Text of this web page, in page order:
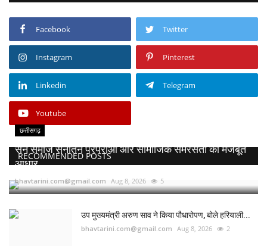
Facebook Twitter
Instagram Pinterest
Linkedin Telegram
Youtube
RECOMMENDED POSTS
छत्तीसगढ़
सेन समाज सनातन परंपराओं और सामाजिक समरसता का मजबूत
आधार...
bhavtarini.com@gmail.com Aug 8, 2026 5
उप मुख्यमंत्री अरुण साव ने किया पौधारोपण, बोले हरियाली...
bhavtarini.com@gmail.com Aug 8, 2026 2